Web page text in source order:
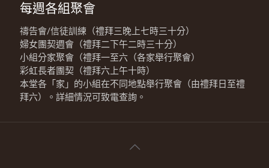
每週各組聚會
禱告會/信徒訓練（禮拜三晚上七時三十分）
婦女團契週會（禮拜二下午二時三十分）
小組分家聚會（禮拜一至六（各家舉行聚會）
彩虹長者團契（禮拜六上午十時）
本堂各「家」的小組在不同地點舉行聚會（由禮拜日至禮
拜六）。詳細情況可致電查詢。